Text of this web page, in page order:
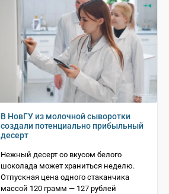
В НовГУ из молочной сыворотки
создали потенциально прибыльный
десерт
Нежный десерт со вкусом белого
шоколада может храниться неделю.
Отпускная цена одного стаканчика
массой 120 грамм — 127 рублей